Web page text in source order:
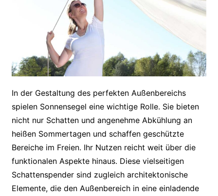
In der Gestaltung des perfekten Außenbereichs
spielen Sonnensegel eine wichtige Rolle. Sie bieten
nicht nur Schatten und angenehme Abkühlung an
heißen Sommertagen und schaffen geschützte
Bereiche im Freien. Ihr Nutzen reicht weit über die
funktionalen Aspekte hinaus. Diese vielseitigen
Schattenspender sind zugleich architektonische
Elemente, die den Außenbereich in eine einladende